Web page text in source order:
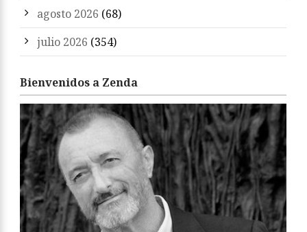
agosto 2026 (68)
julio 2026 (354)
Bienvenidos a Zenda